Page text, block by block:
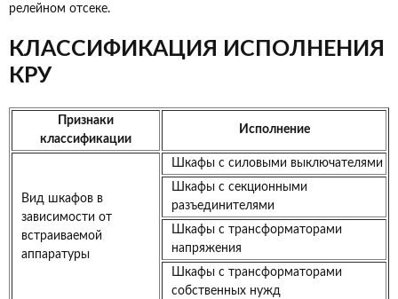
релейном отсеке.
КЛАССИФИКАЦИЯ ИСПОЛНЕНИЯ
КРУ
Признаки
классификации
Исполнение
Вид шкафов в
зависимости от
встраиваемой
аппаратуры
Шкафы с силовыми выключателями
Шкафы с секционными
разъединителями
Шкафы с трансформаторами
напряжения
Шкафы с трансформаторами
собственных нужд